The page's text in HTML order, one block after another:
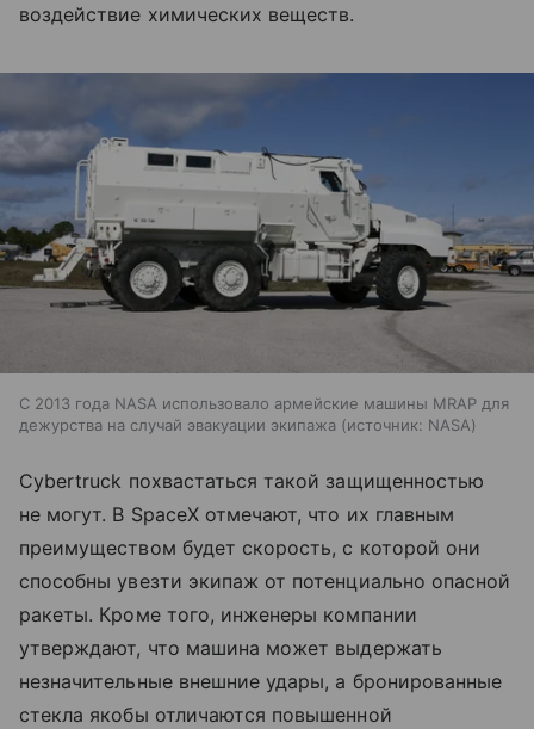
воздействие химических веществ.
С 2013 года NASA использовало армейские машины MRAP для
дежурства на случай эвакуации экипажа
источник: NASA
Cybertruck похвастаться такой защищенностью
не могут. В SpaceX отмечают, что их главным
преимуществом будет скорость, с которой они
способны увезти экипаж от потенциально опасной
ракеты. Кроме того, инженеры компании
утверждают, что машина может выдержать
незначительные внешние удары, а бронированные
стекла якобы отличаются повышенной